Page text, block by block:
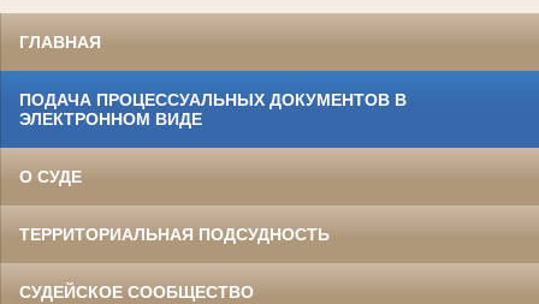
ГЛАВНАЯ
ПОДАЧА ПРОЦЕССУАЛЬНЫХ ДОКУМЕНТОВ В
ЭЛЕКТРОННОМ ВИДЕ
О СУДЕ
ТЕРРИТОРИАЛЬНАЯ ПОДСУДНОСТЬ
СУДЕЙСКОЕ СООБЩЕСТВО